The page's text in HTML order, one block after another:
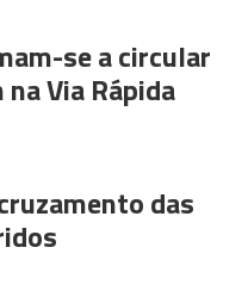
se a circular
Via Rápida
das